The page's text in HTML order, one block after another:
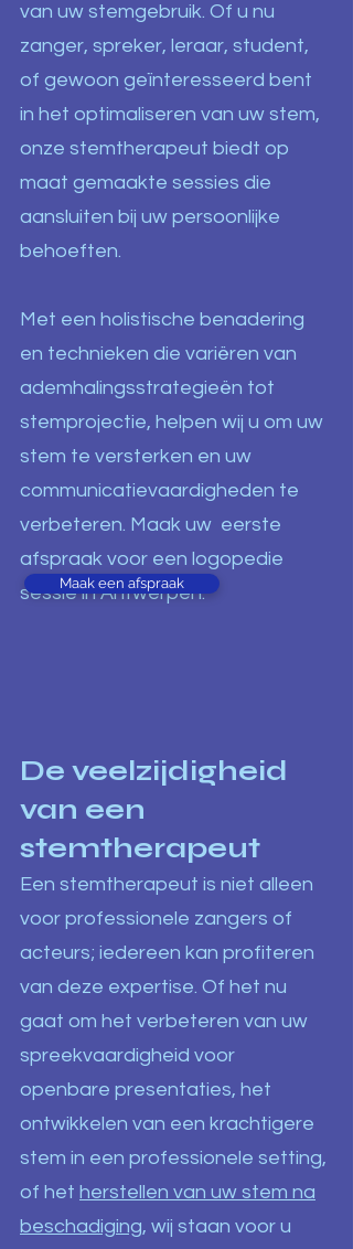
van uw stemgebruik. Of u nu
zanger, spreker, leraar, student,
of gewoon geïnteresseerd bent
in het optimaliseren van uw stem,
onze stemtherapeut biedt op
maat gemaakte sessies die
aansluiten bij uw persoonlijke
behoeften.
Met een holistische benadering
en technieken die variëren van
ademhalingsstrategieën tot
stemprojectie, helpen wij u om uw
stem te versterken en uw
communicatievaardigheden te
verbeteren. Maak uw eerste
afspraak voor een logopedie
sessie in Antwerpen.
De veelzijdigheid
van een
stemtherapeut
Een stemtherapeut is niet alleen
voor professionele zangers of
acteurs; iedereen kan profiteren
van deze expertise. Of het nu
gaat om het verbeteren van uw
spreekvaardigheid voor
openbare presentaties, het
ontwikkelen van een krachtigere
stem in een professionele setting,
of het herstellen van uw stem na
beschadiging, wij staan voor u
Maak een afspraak